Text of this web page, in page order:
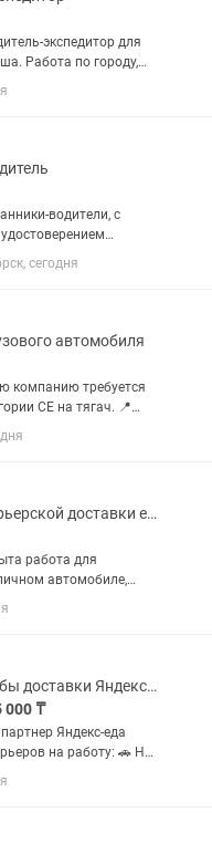
экспедитор для
Работа по городу,
Зарплата
водительское
водители, с
150.000, график сутки
на ГБР - зп
,...
сегодня
автомобиля
компанию требуется
CE на тягач. 📍
/ международные
европейские
📅 График...
Водитель курьерской доставки еды Яндекс Go, Атырау
работа для
автомобиле,
доставку заказов
Все заказы
заведение или...
Курьер службы доставки Яндекс-еда.
000 ₸
Яндекс-еда
на работу: 🚗 На
заказов...